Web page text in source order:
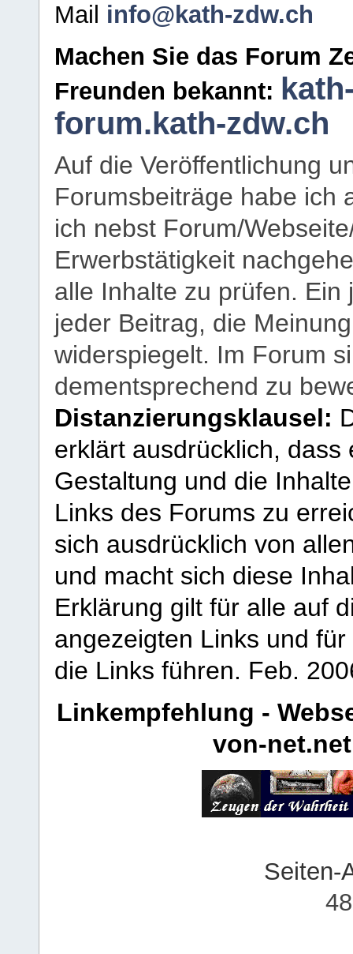
Mail info@kath-zdw.ch
Machen Sie das Forum
Freunden bekannt:
forum.kath-zdw.ch
Auf die Veröffentlichung
Forumsbeiträge habe ich
ich nebst Forum/
Erwerbstätigkeit
alle Inhalte zu prüfen.
jeder Beitrag, die
widerspiegelt. Im Forum
dementsprechend zu
Distanzierungsklausel:
erklärt ausdrücklich,
Gestaltung und die
Links des Forums zu
sich ausdrücklich von
und macht sich diese
Erklärung gilt für alle auf
angezeigten Links und
die Links führen. Feb.
Linkempfehlung -
von-net.net
Seiten-